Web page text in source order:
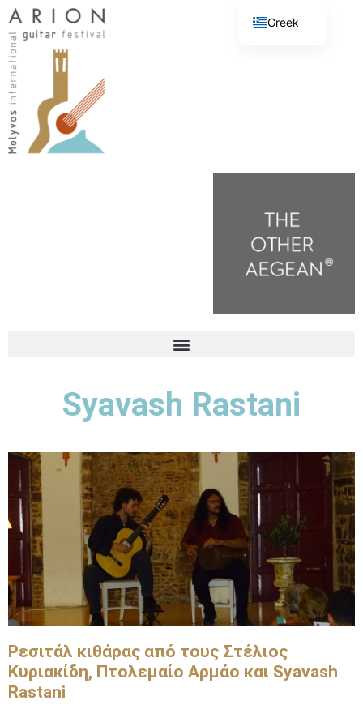
Syavash Rastani
Ρεσιτάλ κιθάρας από τους Στέλιος
Κυριακίδη, Πτολεμαίο Αρμάο και Syavash
Rastani
Greek